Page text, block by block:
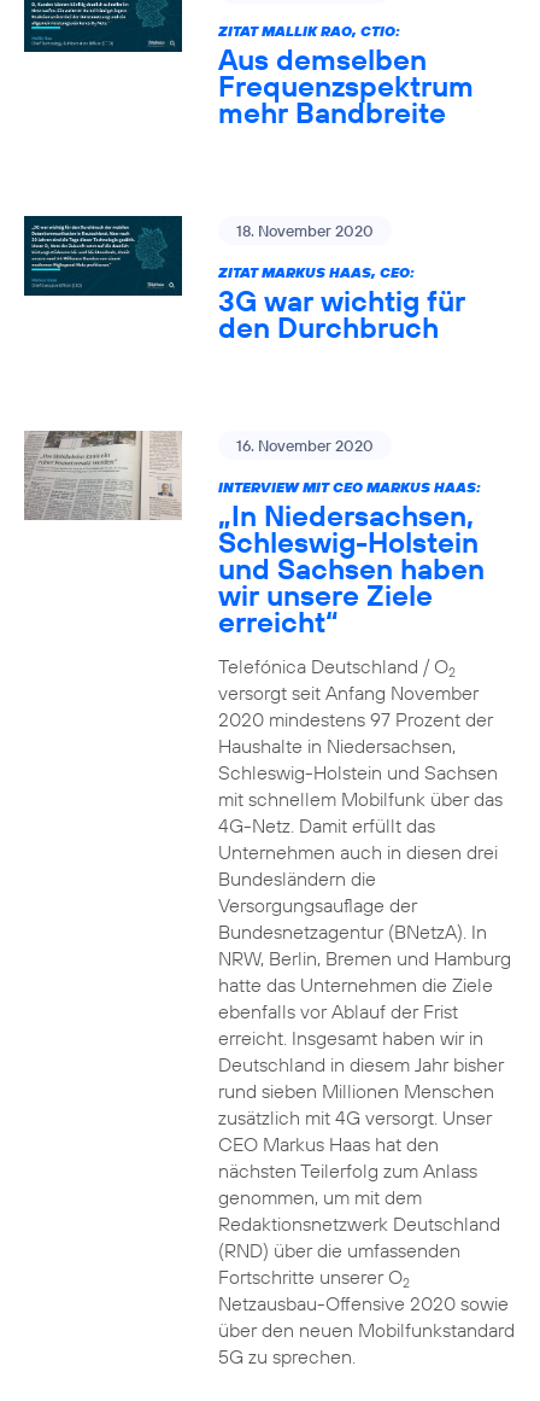
ZITAT MALLIK RAO, CTIO:
Aus demselben
Frequenzspektrum
mehr Bandbreite
18. November 2020
ZITAT MARKUS HAAS, CEO:
3G war wichtig für
den Durchbruch
16. November 2020
INTERVIEW MIT CEO MARKUS HAAS:
„In Niedersachsen,
Schleswig-Holstein
und Sachsen haben
wir unsere Ziele
erreicht“
Telefónica Deutschland / O2
versorgt seit Anfang November
2020 mindestens 97 Prozent der
Haushalte in Niedersachsen,
Schleswig-Holstein und Sachsen
mit schnellem Mobilfunk über das
4G-Netz. Damit erfüllt das
Unternehmen auch in diesen drei
Bundesländern die
Versorgungsauflage der
Bundesnetzagentur (BNetzA). In
NRW, Berlin, Bremen und Hamburg
hatte das Unternehmen die Ziele
ebenfalls vor Ablauf der Frist
erreicht. Insgesamt haben wir in
Deutschland in diesem Jahr bisher
rund sieben Millionen Menschen
zusätzlich mit 4G versorgt. Unser
CEO Markus Haas hat den
nächsten Teilerfolg zum Anlass
genommen, um mit dem
Redaktionsnetzwerk Deutschland
(RND) über die umfassenden
Fortschritte unserer O2
Netzausbau-Offensive 2020 sowie
über den neuen Mobilfunkstandard
5G zu sprechen.